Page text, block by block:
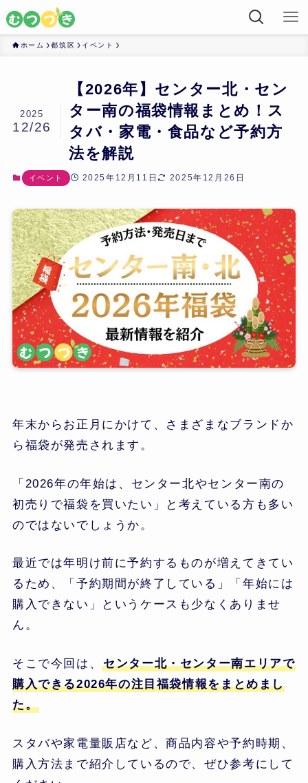
ホーム 都筑区 イベント
【2026年】センター北・セン
ター南の福袋情報まとめ！ス
タバ・家電・食品など予約方
法を解説
2025
12/26
イベント 2025年12月11日 2025年12月26日
年末からお正月にかけて、さまざまなブランドか
ら福袋が発売されます。
「2026年の年始は、センター北やセンター南の
初売りで福袋を買いたい」と考えている方も多い
のではないでしょうか。
最近では年明け前に予約するものが増えてきてい
るため、「予約期間が終了している」「年始には
購入できない」というケースも少なくありませ
ん。
そこで今回は、センター北・センター南エリアで
購入できる2026年の注目福袋情報をまとめまし
た。
スタバや家電量販店など、商品内容や予約時期、
購入方法まで紹介しているので、ぜひ参考にして